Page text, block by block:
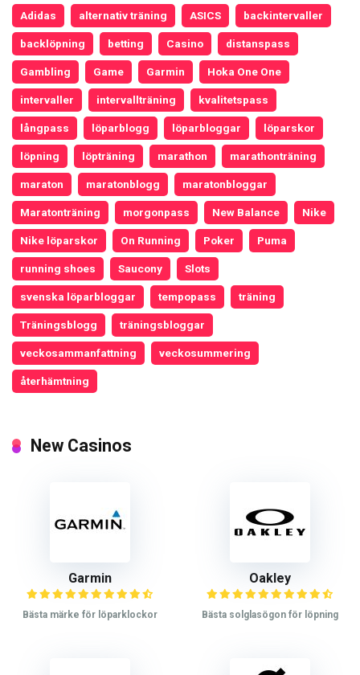
Adidas alternativ träning ASICS backintervaller
backlöpning betting Casino distanspass
Gambling Game Garmin Hoka One One
intervaller intervallträning kvalitetspass
långpass löparblogg löparbloggar löparskor
löpning löpträning marathon marathonträning
maraton maratonblogg maratonbloggar
Maratonträning morgonpass New Balance Nike
Nike löparskor On Running Poker Puma
running shoes Saucony Slots
svenska löparbloggar tempopass träning
Träningsblogg träningsbloggar
veckosammanfattning veckosummering
återhämtning
New Casinos
Garmin
Bästa märke för löparklockor
Oakley
Bästa solglasögon för löpning